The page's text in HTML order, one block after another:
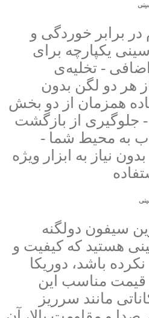
در برابر خوردگی و
یکپارچه برای
- تخلیه‌ی
هر دو لگن بدون
همزمان از دو بخش
از بازگشت
به محیط شما -
نیاز به ابزار ویژه
سیفون دولگنه
هستید که کیفیت و
باشد، دوریکا
قیمت مناسب این
مانند سرریز